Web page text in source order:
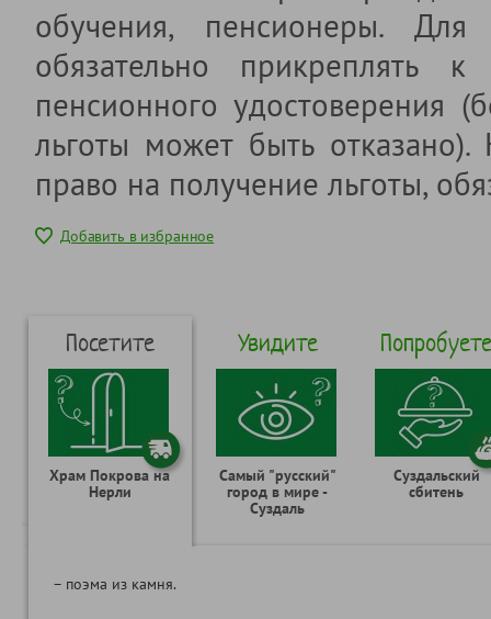
обучения, пенсионеры. Для
обязательно прикреплять
пенсионного удостоверения
льготы может быть
право на получение льготы,
Добавить в избранное
Посетите
Храм Покрова на
Нерли
Увидите
Самый "русский"
город в мире -
Суздаль
Попробуете
Суздальский
сбитень
– поэма из камня.